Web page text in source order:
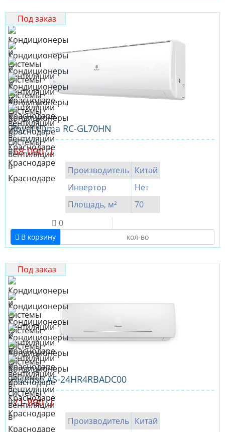
Под заказ
Royal Clima RC-GL70HN
68 090
Производитель Китай
Инвертор
Нет
Площадь, м²
70
0
В корзину
Под заказ
Hisense AS-24HR4RBADC00
71 890
Производитель Китай